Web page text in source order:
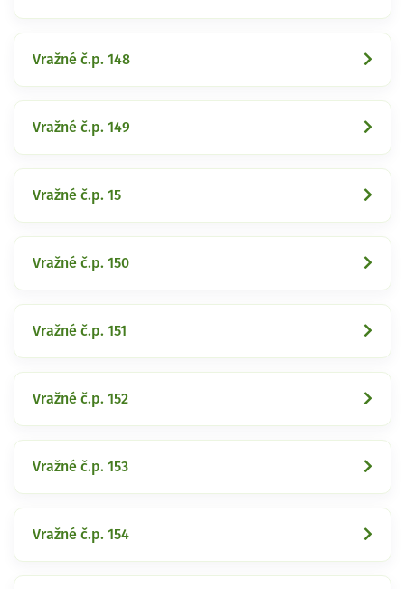
Vražné č.p. 148
Vražné č.p. 149
Vražné č.p. 15
Vražné č.p. 150
Vražné č.p. 151
Vražné č.p. 152
Vražné č.p. 153
Vražné č.p. 154